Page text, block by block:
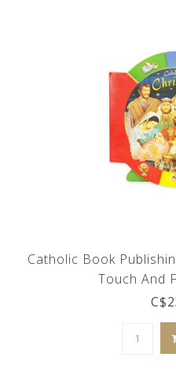
Catholic Book
Touch And